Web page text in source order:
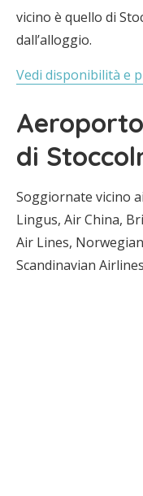
vicino è quello di
dall’alloggio.
Vedi disponibilità e
di
Soggiornate vicino
Lingus, Air China,
Air Lines,
Scandinavian